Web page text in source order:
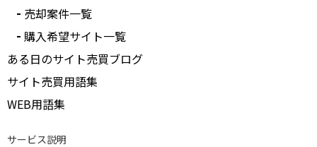
売却案件一覧
購入希望サイト一覧
ある日のサイト売買ブログ
サイト売買用語集
WEB用語集
サービス説明